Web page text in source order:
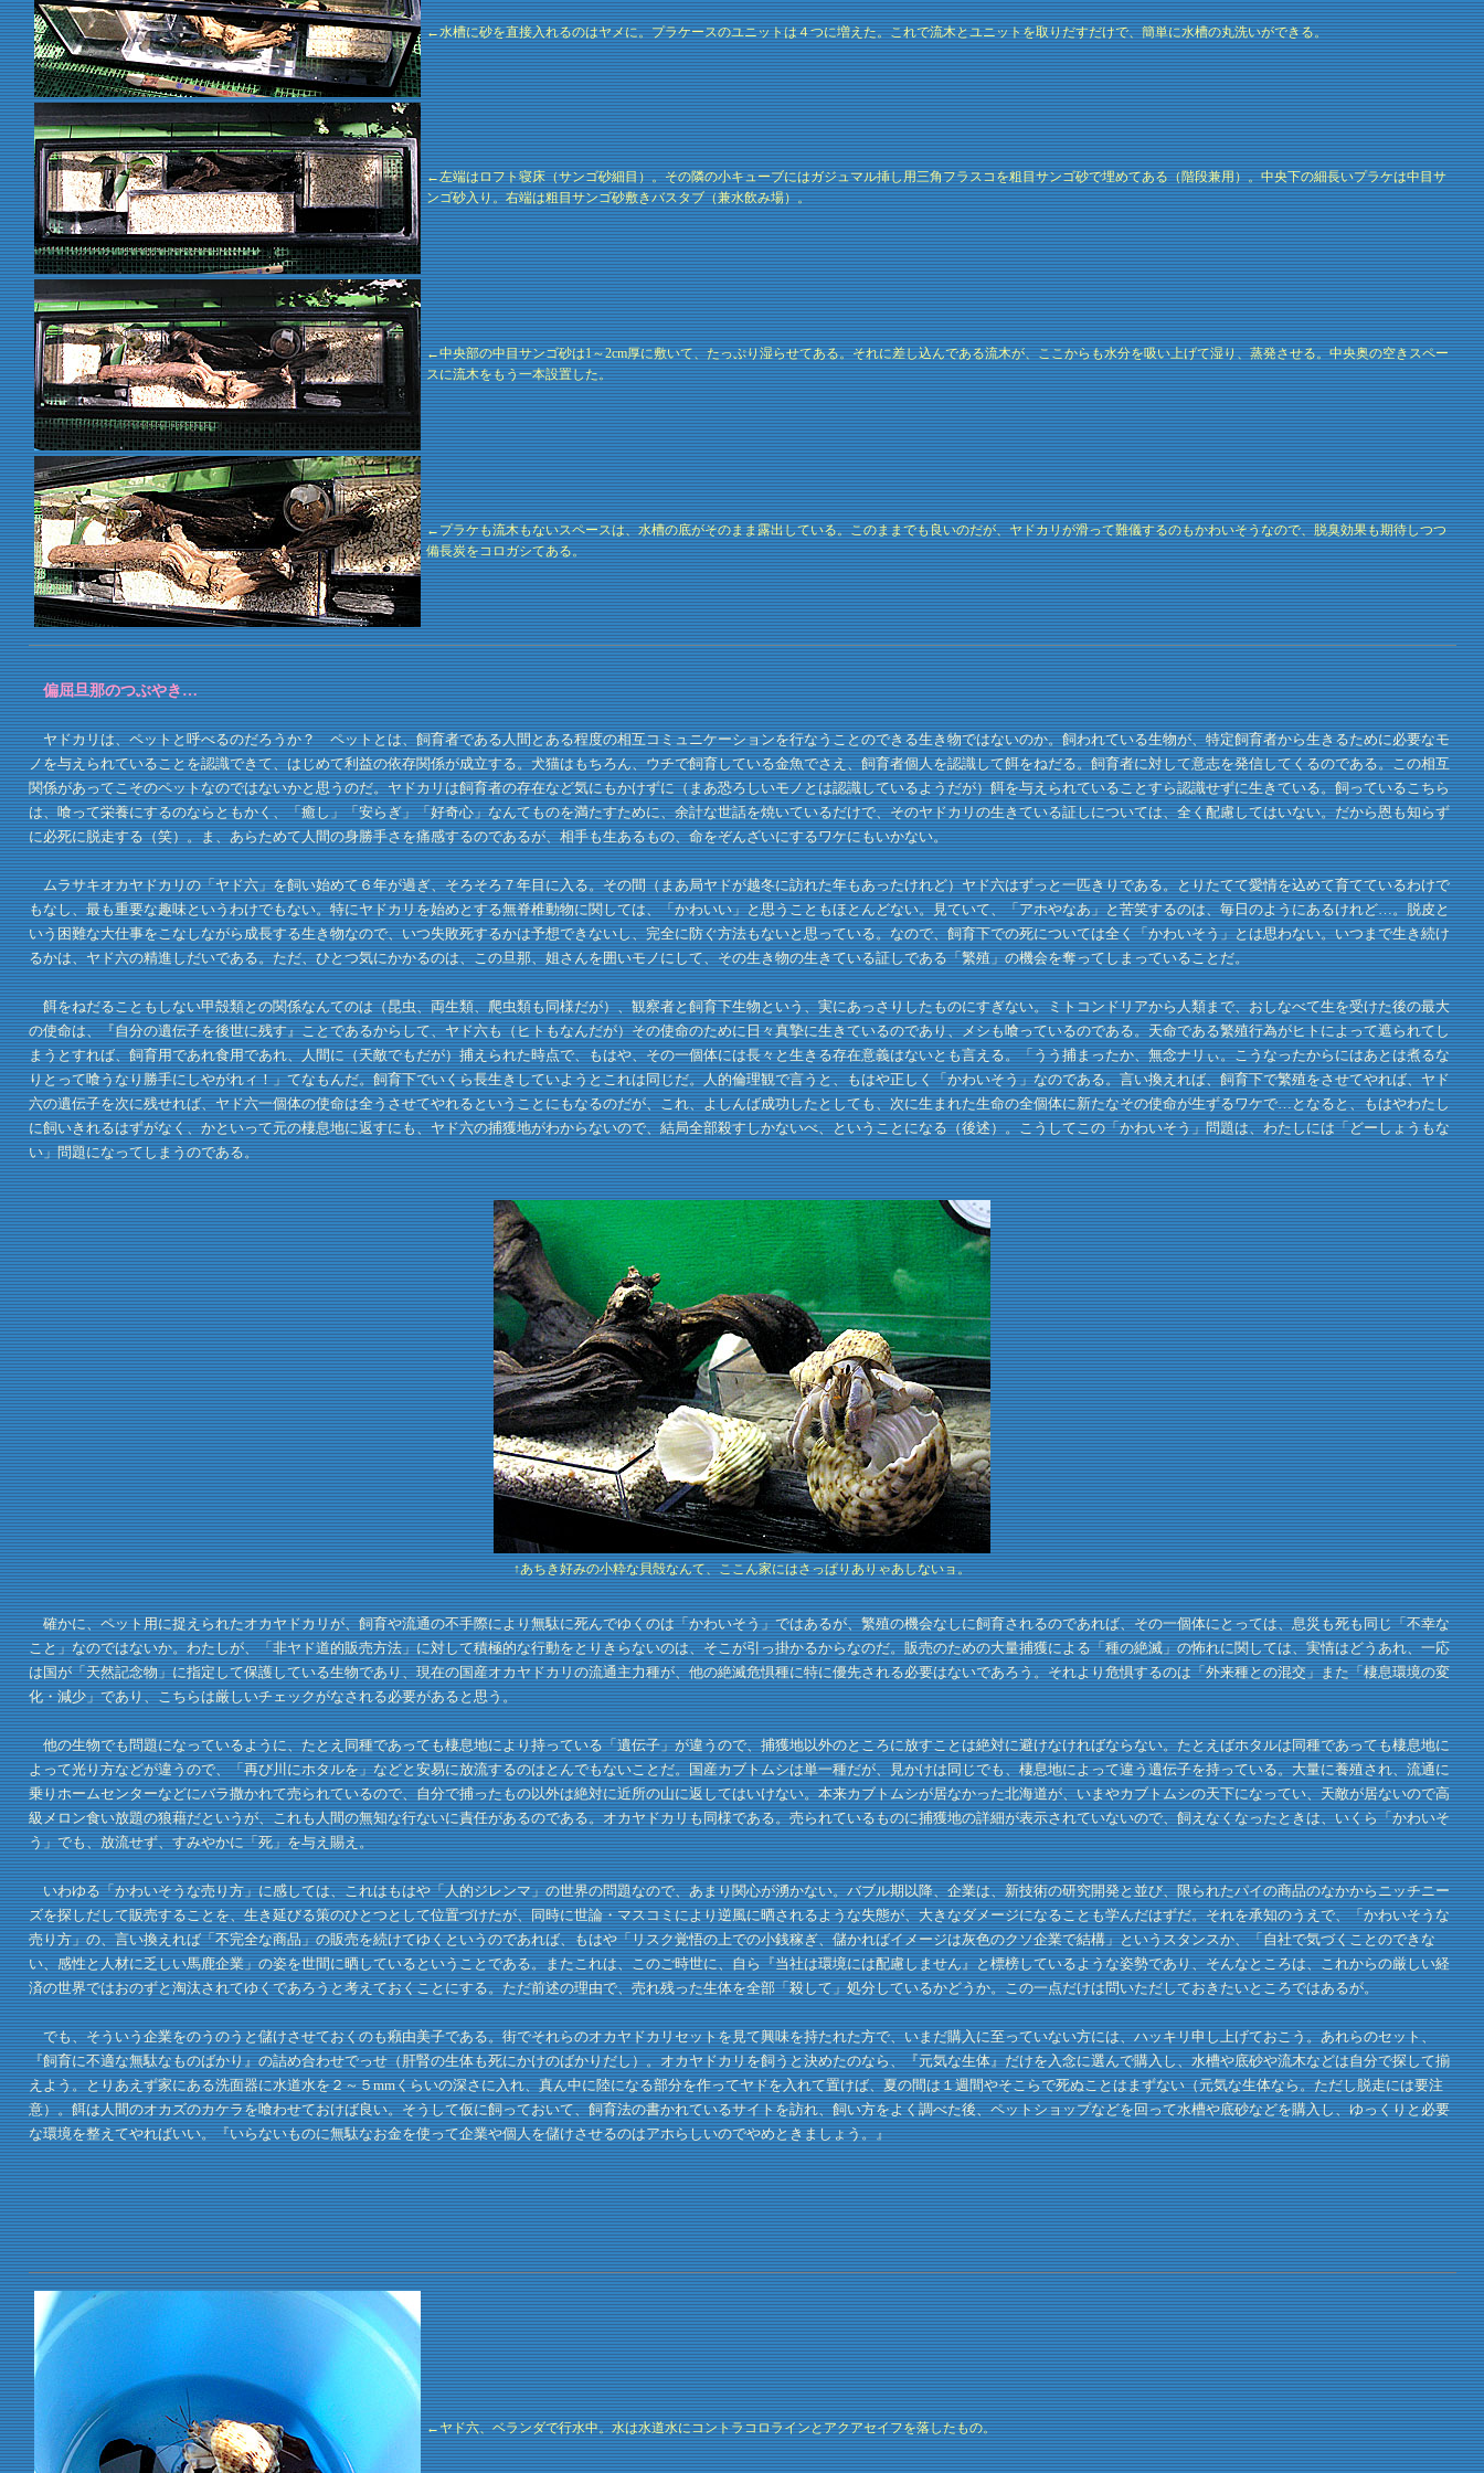
←水槽に砂を直接入れるのはヤメに。プラケースのユニットは４つに増えた。これで流木とユニットを取りだすだけで、簡単に水槽の丸洗いができる。
←左端はロフト寝床（サンゴ砂細目）。その隣の小キューブにはガジュマル挿し用三角フラスコを粗目サンゴ砂で埋めてある（階段兼用）。中央下の細長いプラケは中目サ
ンゴ砂入り。右端は粗目サンゴ砂敷きバスタブ（兼水飲み場）。
←中央部の中目サンゴ砂は1～2cm厚に敷いて、たっぷり湿らせてある。それに差し込んである流木が、ここからも水分を吸い上げて湿り、蒸発させる。中央奥の空きスペー
スに流木をもう一本設置した。
←プラケも流木もないスペースは、水槽の底がそのまま露出している。このままでも良いのだが、ヤドカリが滑って難儀するのもかわいそうなので、脱臭効果も期待しつつ
備長炭をコロガシてある。
偏屈旦那のつぶやき…
ヤドカリは、ペットと呼べるのだろうか？ ペットとは、飼育者である人間とある程度の相互コミュニケーションを行なうことのできる生き物ではないのか。飼われている生物が、特定飼育者から生きるために必要なモ
ノを与えられていることを認識できて、はじめて利益の依存関係が成立する。犬猫はもちろん、ウチで飼育している金魚でさえ、飼育者個人を認識して餌をねだる。飼育者に対して意志を発信してくるのである。この相互
関係があってこそのペットなのではないかと思うのだ。ヤドカリは飼育者の存在など気にもかけずに（まあ恐ろしいモノとは認識しているようだが）餌を与えられていることすら認識せずに生きている。飼っているこちら
は、喰って栄養にするのならともかく、「癒し」「安らぎ」「好奇心」なんてものを満たすために、余計な世話を焼いているだけで、そのヤドカリの生きている証しについては、全く配慮してはいない。だから恩も知らず
に必死に脱走する（笑）。ま、あらためて人間の身勝手さを痛感するのであるが、相手も生あるもの、命をぞんざいにするワケにもいかない。
ムラサキオカヤドカリの「ヤド六」を飼い始めて６年が過ぎ、そろそろ７年目に入る。その間（まあ局ヤドが越冬に訪れた年もあったけれど）ヤド六はずっと一匹きりである。とりたてて愛情を込めて育てているわけで
もなし、最も重要な趣味というわけでもない。特にヤドカリを始めとする無脊椎動物に関しては、「かわいい」と思うこともほとんどない。見ていて、「アホやなあ」と苦笑するのは、毎日のようにあるけれど…。脱皮と
いう困難な大仕事をこなしながら成長する生き物なので、いつ失敗死するかは予想できないし、完全に防ぐ方法もないと思っている。なので、飼育下での死については全く「かわいそう」とは思わない。いつまで生き続け
るかは、ヤド六の精進しだいである。ただ、ひとつ気にかかるのは、この旦那、姐さんを囲いモノにして、その生き物の生きている証しである「繁殖」の機会を奪ってしまっていることだ。
餌をねだることもしない甲殻類との関係なんてのは（昆虫、両生類、爬虫類も同様だが）、観察者と飼育下生物という、実にあっさりしたものにすぎない。ミトコンドリアから人類まで、おしなべて生を受けた後の最大
の使命は、『自分の遺伝子を後世に残す』ことであるからして、ヤド六も（ヒトもなんだが）その使命のために日々真摯に生きているのであり、メシも喰っているのである。天命である繁殖行為がヒトによって遮られてし
まうとすれば、飼育用であれ食用であれ、人間に（天敵でもだが）捕えられた時点で、もはや、その一個体には長々と生きる存在意義はないとも言える。「うう捕まったか、無念ナリぃ。こうなったからにはあとは煮るな
りとって喰うなり勝手にしやがれィ！」てなもんだ。飼育下でいくら長生きしていようとこれは同じだ。人的倫理観で言うと、もはや正しく「かわいそう」なのである。言い換えれば、飼育下で繁殖をさせてやれば、ヤド
六の遺伝子を次に残せれば、ヤド六一個体の使命は全うさせてやれるということにもなるのだが、これ、よしんば成功したとしても、次に生まれた生命の全個体に新たなその使命が生ずるワケで…となると、もはやわたし
に飼いきれるはずがなく、かといって元の棲息地に返すにも、ヤド六の捕獲地がわからないので、結局全部殺すしかないべ、ということになる（後述）。こうしてこの「かわいそう」問題は、わたしには「どーしょうもな
い」問題になってしまうのである。
↑あちき好みの小粋な貝殻なんて、ここん家にはさっぱりありゃあしないョ。
確かに、ペット用に捉えられたオカヤドカリが、飼育や流通の不手際により無駄に死んでゆくのは「かわいそう」ではあるが、繁殖の機会なしに飼育されるのであれば、その一個体にとっては、息災も死も同じ「不幸な
こと」なのではないか。わたしが、「非ヤド道的販売方法」に対して積極的な行動をとりきらないのは、そこが引っ掛かるからなのだ。販売のための大量捕獲による「種の絶滅」の怖れに関しては、実情はどうあれ、一応
は国が「天然記念物」に指定して保護している生物であり、現在の国産オカヤドカリの流通主力種が、他の絶滅危惧種に特に優先される必要はないであろう。それより危惧するのは「外来種との混交」また「棲息環境の変
化・減少」であり、こちらは厳しいチェックがなされる必要があると思う。
他の生物でも問題になっているように、たとえ同種であっても棲息地により持っている「遺伝子」が違うので、捕獲地以外のところに放すことは絶対に避けなければならない。たとえばホタルは同種であっても棲息地に
よって光り方などが違うので、「再び川にホタルを」などと安易に放流するのはとんでもないことだ。国産カブトムシは単一種だが、見かけは同じでも、棲息地によって違う遺伝子を持っている。大量に養殖され、流通に
乗りホームセンターなどにバラ撒かれて売られているので、自分で捕ったもの以外は絶対に近所の山に返してはいけない。本来カブトムシが居なかった北海道が、いまやカブトムシの天下になってい、天敵が居ないので高
級メロン食い放題の狼藉だというが、これも人間の無知な行ないに責任があるのである。オカヤドカリも同様である。売られているものに捕獲地の詳細が表示されていないので、飼えなくなったときは、いくら「かわいそ
う」でも、放流せず、すみやかに「死」を与え賜え。
いわゆる「かわいそうな売り方」に感しては、これはもはや「人的ジレンマ」の世界の問題なので、あまり関心が湧かない。バブル期以降、企業は、新技術の研究開発と並び、限られたパイの商品のなかからニッチニー
ズを探しだして販売することを、生き延びる策のひとつとして位置づけたが、同時に世論・マスコミにより逆風に晒されるような失態が、大きなダメージになることも学んだはずだ。それを承知のうえで、「かわいそうな
売り方」の、言い換えれば「不完全な商品」の販売を続けてゆくというのであれば、もはや「リスク覚悟の上での小銭稼ぎ、儲かればイメージは灰色のクソ企業で結構」というスタンスか、「自社で気づくことのできな
い、感性と人材に乏しい馬鹿企業」の姿を世間に晒しているということである。またこれは、このご時世に、自ら『当社は環境には配慮しません』と標榜しているような姿勢であり、そんなところは、これからの厳しい経
済の世界ではおのずと淘汰されてゆくであろうと考えておくことにする。ただ前述の理由で、売れ残った生体を全部「殺して」処分しているかどうか。この一点だけは問いただしておきたいところではあるが。
でも、そういう企業をのうのうと儲けさせておくのも癪由美子である。街でそれらのオカヤドカリセットを見て興味を持たれた方で、いまだ購入に至っていない方には、ハッキリ申し上げておこう。あれらのセット、
『飼育に不適な無駄なものばかり』の詰め合わせでっせ（肝腎の生体も死にかけのばかりだし）。オカヤドカリを飼うと決めたのなら、『元気な生体』だけを入念に選んで購入し、水槽や底砂や流木などは自分で探して揃
えよう。とりあえず家にある洗面器に水道水を２～５mmくらいの深さに入れ、真ん中に陸になる部分を作ってヤドを入れて置けば、夏の間は１週間やそこらで死ぬことはまずない（元気な生体なら。ただし脱走には要注
意）。餌は人間のオカズのカケラを喰わせておけば良い。そうして仮に飼っておいて、飼育法の書かれているサイトを訪れ、飼い方をよく調べた後、ペットショップなどを回って水槽や底砂などを購入し、ゆっくりと必要
な環境を整えてやればいい。『いらないものに無駄なお金を使って企業や個人を儲けさせるのはアホらしいのでやめときましょう。』
←ヤド六、ベランダで行水中。水は水道水にコントラコロラインとアクアセイフを落したもの。